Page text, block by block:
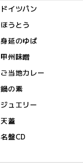
ドイツパン
ほうとう
身延のゆば
甲州味噌
ご当地カレー
鍋の素
ジュエリー
天蓋
名盤CD